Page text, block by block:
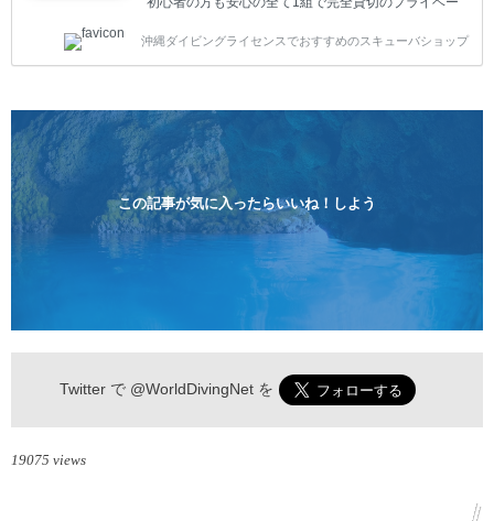
1人様から気軽にご参加ください。 全てのコースで高
画質の記念撮影&水中撮影付きです。初心者の方やダ
ンペーン！！￥16800 ￥11800(税込) 器材 / 送迎 / 保
険 / 全て込み ダイビングがはじめての方や初心者でも
気軽に体験できる半日のコース。沖縄本島のビーチか
らのんびりダイビングを楽しめます...
沖縄ダイビングライセンスでおすすめのスキューバショップ
この記事が気に入ったらいいね！しよう
Twitter で @WorldDivingNetを
19075 views